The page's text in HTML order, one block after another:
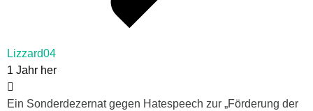
Lizzard04
1 Jahr her
Ein Sonderdezernat gegen Hatespeech zur „Förderung der